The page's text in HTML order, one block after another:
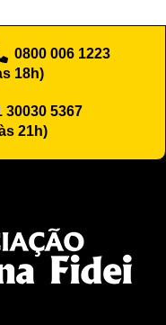
0800 006 1223
18h)
30030 5367
21h)